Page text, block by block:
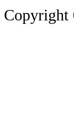
Copyright